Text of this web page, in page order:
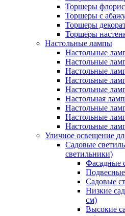
Торшеры
Торшеры с
Торшеры
Торшеры
Настольные лампы
Настольные
Настольные
Настольные
Настольные
Настольные
Настольная
Настольные
Настольные
Настольные
Уличное освещение
Садовые
светильники)
Фасадные
Садовые
Низкие
см)
Высокие